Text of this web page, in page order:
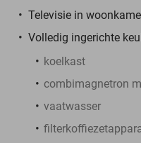
Televisie in
Volledig ingerichte
koelkast
combimagnetron
vaatwasser